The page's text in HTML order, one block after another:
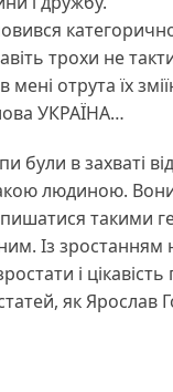
трохи не
отрута їх
УКРАЇНА…
були в захваті
людиною.
пишатися такими
Із зростанням
і
як Ярослав